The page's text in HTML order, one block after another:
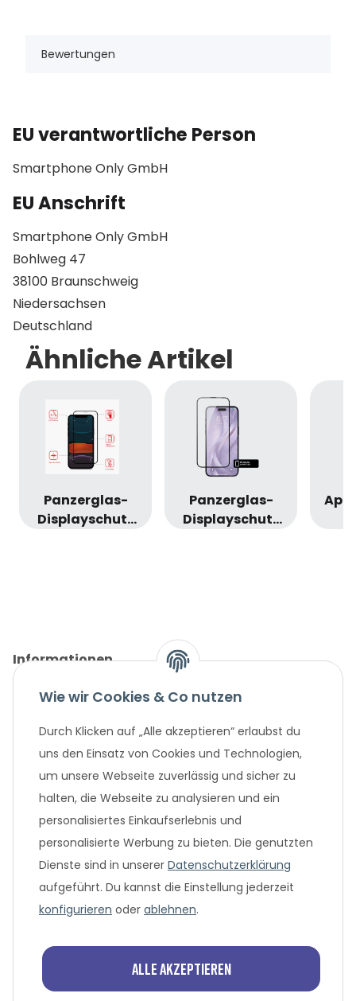
Bewertungen
EU verantwortliche Person
Smartphone Only GmbH
EU Anschrift
Smartphone Only GmbH
Bohlweg 47
38100 Braunschweig
Niedersachsen
Deutschland
Ähnliche Artikel
Panzerglas-
Displayschutz
Panzerglas-
Displayschutz
Informationen
Gesetzliche Informationen
Unternehmen
Beliebte Angebote
* Alle Preisangaben in Euro, inklusive der gesetzlich geltenden
MwSt. und Versandkosten bei Überweisung oder 0%
Finanzierung. Versandkosten können bei anderen
Wie wir Cookies & Co nutzen
Durch Klicken auf „Alle akzeptieren“ erlaubst du
uns den Einsatz von Cookies und Technologien,
um unsere Webseite zuverlässig und sicher zu
halten, die Webseite zu analysieren und ein
personalisiertes Einkaufserlebnis und
personalisierte Werbung zu bieten. Die genutzten
Dienste sind in unserer Datenschutzerklärung
aufgeführt. Du kannst die Einstellung jederzeit
konfigurieren oder ablehnen.
Alle akzeptieren